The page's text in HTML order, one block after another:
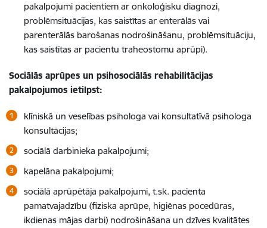
pakalpojumi pacientiem ar onkoloģisku diagnozi,
problēmsituācijas, kas saistītas ar enterālās vai
parenterālās barošanas nodrošināšanu, problēmsituāciju,
kas saistītas ar pacientu traheostomu aprūpi).
Sociālās aprūpes un psihosociālās rehabilitācijas
pakalpojumos ietilpst:
klīniskā un veselības psihologa vai konsultatīvā psihologa
konsultācijas;
sociālā darbinieka pakalpojumi;
kapelāna pakalpojumi;
sociālā aprūpētāja pakalpojumi, t.sk. pacienta
pamatvajadzību (fiziska aprūpe, higiēnas pocedūras,
ikdienas mājas darbi) nodrošināšana un dzīves kvalitātes